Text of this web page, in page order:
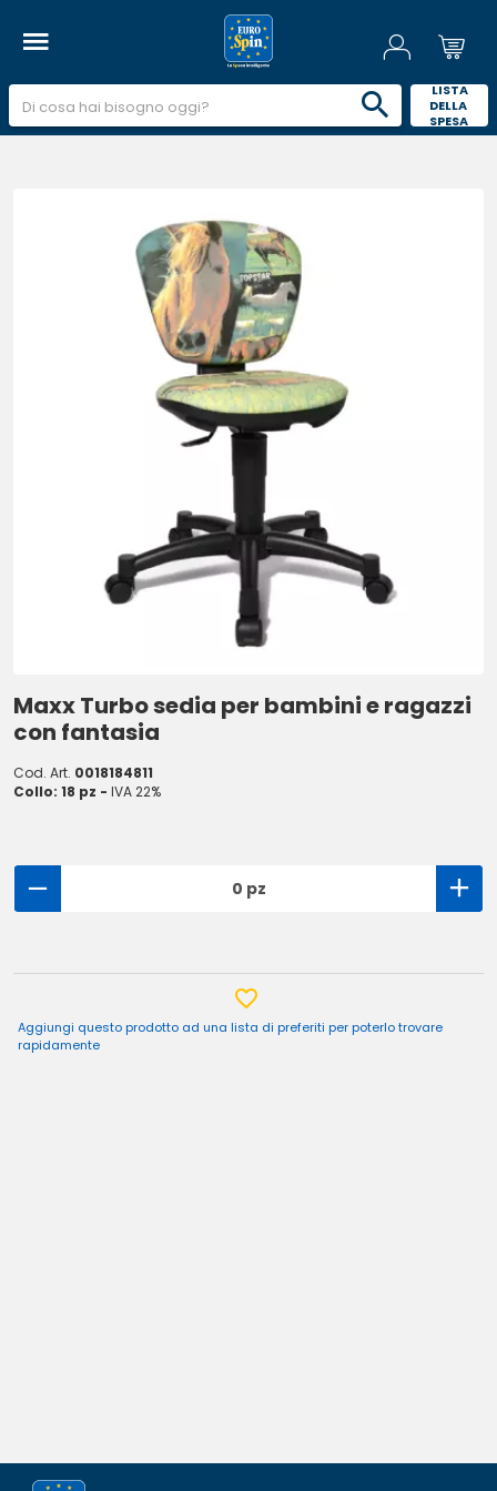
LISTA
DELLA
SPESA
Maxx Turbo sedia per bambini e ragazzi
con fantasia
Cod. Art. 0018184811
Collo: 18 pz - IVA 22%
0 pz
Aggiungi questo prodotto ad una lista di preferiti per poterlo trovare
rapidamente